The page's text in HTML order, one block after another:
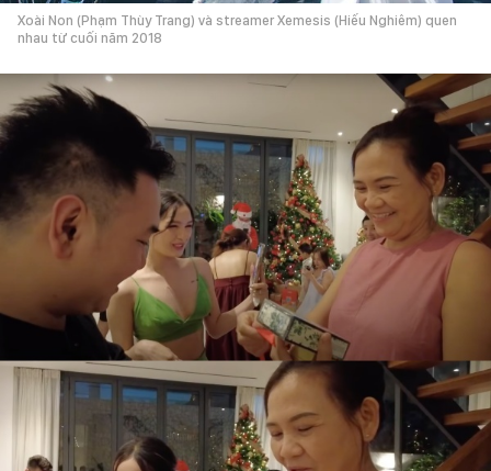
Xoài Non (Phạm Thùy Trang) và streamer Xemesis (Hiếu Nghiêm) quen
nhau từ cuối năm 2018